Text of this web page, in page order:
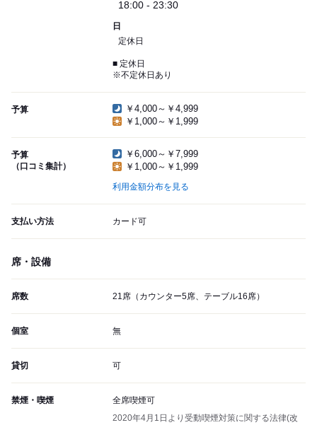
18:00 - 23:30
日
定休日
■ 定休日
※不定休日あり
予算
￥4,000～￥4,999
￥1,000～￥1,999
予算
（口コミ集計）
￥6,000～￥7,999
￥1,000～￥1,999
利用金額分布を見る
支払い方法 カード可
席・設備
席数 21席（カウンター5席、テーブル16席）
個室 無
貸切 可
禁煙・喫煙
全席喫煙可
2020年4月1日より受動喫煙対策に関する法律(改